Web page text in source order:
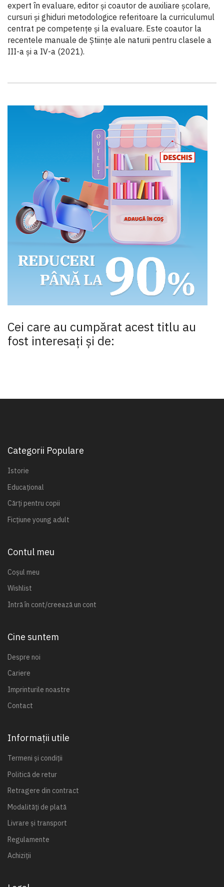
expert în evaluare, editor și coautor de auxiliare școlare,
cursuri și ghiduri metodologice referitoare la curriculumul
centrat pe competențe și la evaluare. Este coautor la
recentele manuale de Științe ale naturii pentru clasele a
III-a și a IV-a (2021).
Cei care au cumpărat acest titlu au
fost interesaţi şi de:
Categorii Populare
Istorie
Educațional
Cărți pentru copii
Ficțiune young adult
Contul meu
Coșul meu
Wishlist
Intră în cont/creează un cont
Cine suntem
Despre noi
Cariere
Imprinturile noastre
Contact
Informații utile
Termeni și condiții
Politică de retur
Retragere din contract
Modalități de plată
Livrare și transport
Regulamente
Achiziții